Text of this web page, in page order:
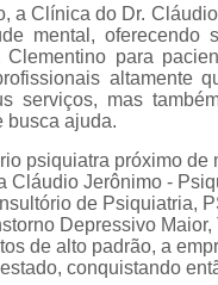
para
transtorno de
estresse
Tratamentos
para
transtorno do
pânico
a Clínica do Dr.
mental, oferecendo
para
altamente
serviços, mas
busca ajuda.
psiquiatra próximo
Cláudio Jerônimo -
de Psiquiatria,
Depressivo
de alto padrão, a
conquistando